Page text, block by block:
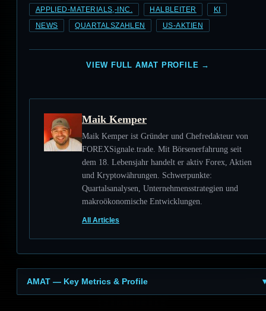
APPLIED-MATERIALS,-INC. HALBLEITER KI
NEWS QUARTALSZAHLEN US-AKTIEN
VIEW FULL AMAT PROFILE →
Maik Kemper
Maik Kemper ist Gründer und Chefredakteur von
FOREXSignale.trade. Mit Börsenerfahrung seit
dem 18. Lebensjahr handelt er aktiv Forex, Aktien
und Kryptowährungen. Schwerpunkte:
Quartalsanalysen, Unternehmensstrategien und
makroökonomische Entwicklungen.
All Articles
AMAT — Key Metrics & Profile